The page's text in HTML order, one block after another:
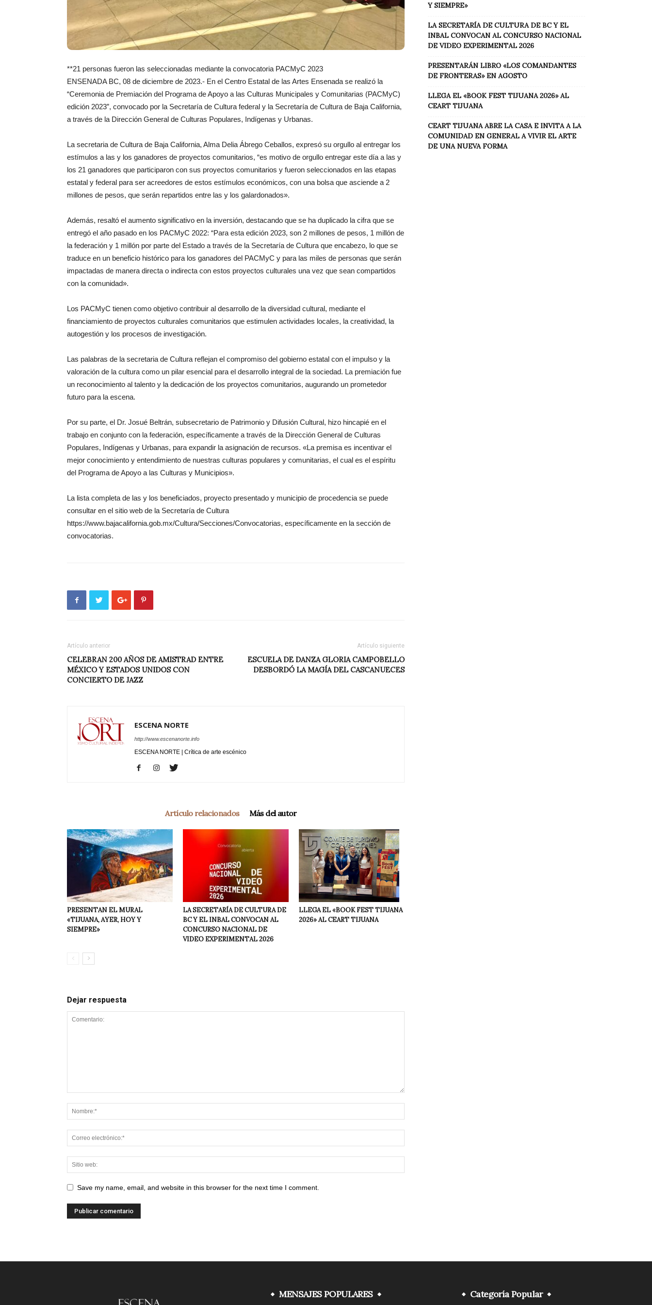
**21 personas fueron las seleccionadas mediante la convocatoria PACMyC 2023
ENSENADA BC, 08 de diciembre de 2023.- En el Centro Estatal de las Artes Ensenada se realizó la
“Ceremonia de Premiación del Programa de Apoyo a las Culturas Municipales y Comunitarias (PACMyC)
edición 2023”, convocado por la Secretaría de Cultura federal y la Secretaría de Cultura de Baja California,
a través de la Dirección General de Culturas Populares, Indígenas y Urbanas.
La secretaria de Cultura de Baja California, Alma Delia Ábrego Ceballos, expresó su orgullo al entregar los
estímulos a las y los ganadores de proyectos comunitarios, “es motivo de orgullo entregar este día a las y
los 21 ganadores que participaron con sus proyectos comunitarios y fueron seleccionados en las etapas
estatal y federal para ser acreedores de estos estímulos económicos, con una bolsa que asciende a 2
millones de pesos, que serán repartidos entre las y los galardonados».
Además, resaltó el aumento significativo en la inversión, destacando que se ha duplicado la cifra que se
entregó el año pasado en los PACMyC 2022: “Para esta edición 2023, son 2 millones de pesos, 1 millón de
la federación y 1 millón por parte del Estado a través de la Secretaría de Cultura que encabezo, lo que se
traduce en un beneficio histórico para los ganadores del PACMyC y para las miles de personas que serán
impactadas de manera directa o indirecta con estos proyectos culturales una vez que sean compartidos
con la comunidad».
Los PACMyC tienen como objetivo contribuir al desarrollo de la diversidad cultural, mediante el
financiamiento de proyectos culturales comunitarios que estimulen actividades locales, la creatividad, la
autogestión y los procesos de investigación.
Las palabras de la secretaria de Cultura reflejan el compromiso del gobierno estatal con el impulso y la
valoración de la cultura como un pilar esencial para el desarrollo integral de la sociedad. La premiación fue
un reconocimiento al talento y la dedicación de los proyectos comunitarios, augurando un prometedor
futuro para la escena.
Por su parte, el Dr. Josué Beltrán, subsecretario de Patrimonio y Difusión Cultural, hizo hincapié en el
trabajo en conjunto con la federación, específicamente a través de la Dirección General de Culturas
Populares, Indígenas y Urbanas, para expandir la asignación de recursos. «La premisa es incentivar el
mejor conocimiento y entendimiento de nuestras culturas populares y comunitarias, el cual es el espíritu
del Programa de Apoyo a las Culturas y Municipios».
La lista completa de las y los beneficiados, proyecto presentado y municipio de procedencia se puede
consultar en el sitio web de la Secretaría de Cultura
https://www.bajacalifornia.gob.mx/Cultura/Secciones/Convocatorias, específicamente en la sección de
convocatorias.
Artículo anterior
CELEBRAN 200 AÑOS DE AMISTRAD ENTRE
MÉXICO Y ESTADOS UNIDOS CON
CONCIERTO DE JAZZ
Artículo siguiente
ESCUELA DE DANZA GLORIA CAMPOBELLO
DESBORDÓ LA MAGÍA DEL CASCANUECES
ESCENA NORTE
http://www.escenanorte.info
ESCENA NORTE | Crítica de arte escénico
Artículo relacionados Más del autor
PRESENTAN EL MURAL
«TIJUANA, AYER, HOY Y
SIEMPRE»
LA SECRETARÍA DE CULTURA DE
BC Y EL INBAL CONVOCAN AL
CONCURSO NACIONAL DE
VIDEO EXPERIMENTAL 2026
LLEGA EL «BOOK FEST TIJUANA
2026» AL CEART TIJUANA
Dejar respuesta
Save my name, email, and website in this browser for the next time I comment.
Y SIEMPRE»
LA SECRETARÍA DE CULTURA DE BC Y EL
INBAL CONVOCAN AL CONCURSO NACIONAL
DE VIDEO EXPERIMENTAL 2026
PRESENTARÁN LIBRO «LOS COMANDANTES
DE FRONTERAS» EN AGOSTO
LLEGA EL «BOOK FEST TIJUANA 2026» AL
CEART TIJUANA
CEART TIJUANA ABRE LA CASA E INVITA A LA
COMUNIDAD EN GENERAL A VIVIR EL ARTE
DE UNA NUEVA FORMA
MENSAJES POPULARES Categoría Popular